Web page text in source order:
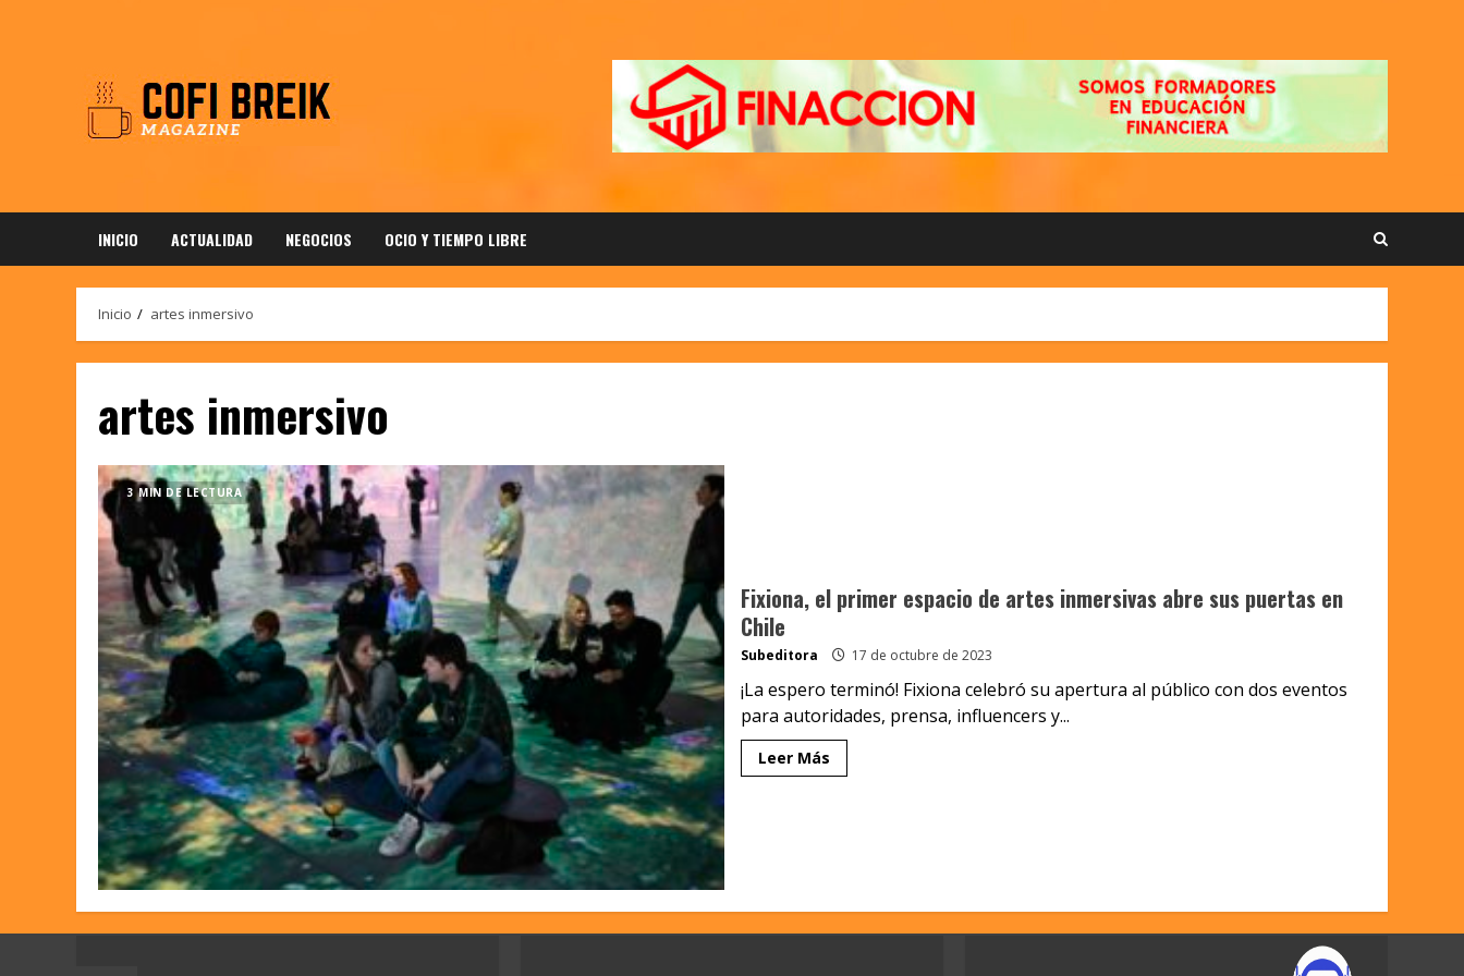
INICIO ACTUALIDAD NEGOCIOS OCIO Y TIEMPO LIBRE
Inicio artes inmersivo
artes inmersivo
3 MIN DE LECTURA
Fixiona, el primer espacio de artes inmersivas abre sus puertas en
Chile
Subeditora 17 de octubre de 2023
¡La espero terminó! Fixiona celebró su apertura al público con dos eventos
para autoridades, prensa, influencers y...
Leer Más